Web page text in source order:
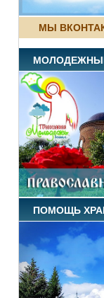
МЫ
ПОМОЩЬ